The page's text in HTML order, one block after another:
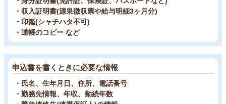
・収入証明書(源泉徴収票や給与明細3ヶ月分)
・印鑑(シャチハタ不可)
・通帳のコピー など
申込書を書くときに必要な情報
・氏名、生年月日、住所、電話番号
・勤務先情報、年収、勤続年数